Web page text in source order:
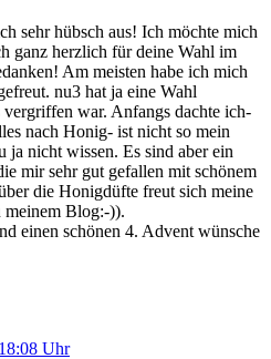
sehr hübsch aus! Ich möchte mich
ganz herzlich für deine Wahl im
Am meisten habe ich mich
nu3 hat ja eine Wahl
vergriffen war. Anfangs dachte ich-
nach Honig- ist nicht so mein
ja nicht wissen. Es sind aber ein
mir sehr gut gefallen mit schönem
die Honigdüfte freut sich meine
meinem Blog:-)).
einen schönen 4. Advent wünsche
Uhr